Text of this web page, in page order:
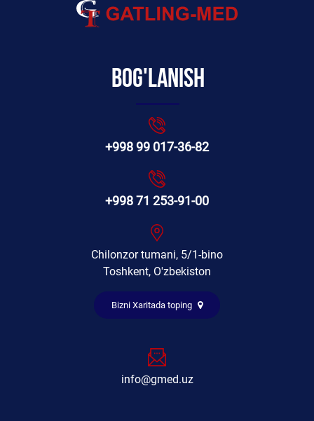
Bog'lanish
+998 99 017-36-82
+998 71 253-91-00
Chilonzor tumani, 5/1-bino
Toshkent, O'zbekiston
Bizni Xaritada toping
info@gmed.uz